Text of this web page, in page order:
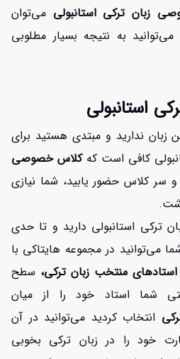
زبان ترکی استانبولی می‌توان
به نتیجه بسیار مطلوبی
استانبولی
زبان ندارید و مبتدی هستید برای
کافی است کهکلاس خصوصی
و سر کلاس حضور یابید، شما نیازی
ترکی استانبولی دارید و تا حدی
می‌توانید در مجموعه هایتاکی با
استادهای منتخب زبان ترکی، سطح
شما استاد خود را از میان
انتخاب کردید می‌توانید در آن
خود را در زبان ترکی بخوبی